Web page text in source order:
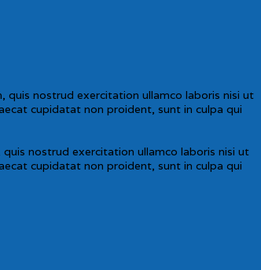
nostrud exercitation ullamco laboris nisi ut
cupidatat non proident, sunt in culpa qui
nostrud exercitation ullamco laboris nisi ut
cupidatat non proident, sunt in culpa qui